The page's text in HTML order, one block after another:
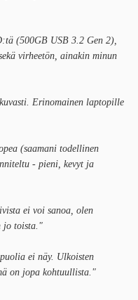
(500GB USB 3.2 Gen 2),
virheetön, ainakin minun
Erinomainen laptopille
(saamani todellinen
- pieni, kevyt ja
ei voi sanoa, olen
jo toista."
ei näy. Ulkoisten
on jopa kohtuullista."